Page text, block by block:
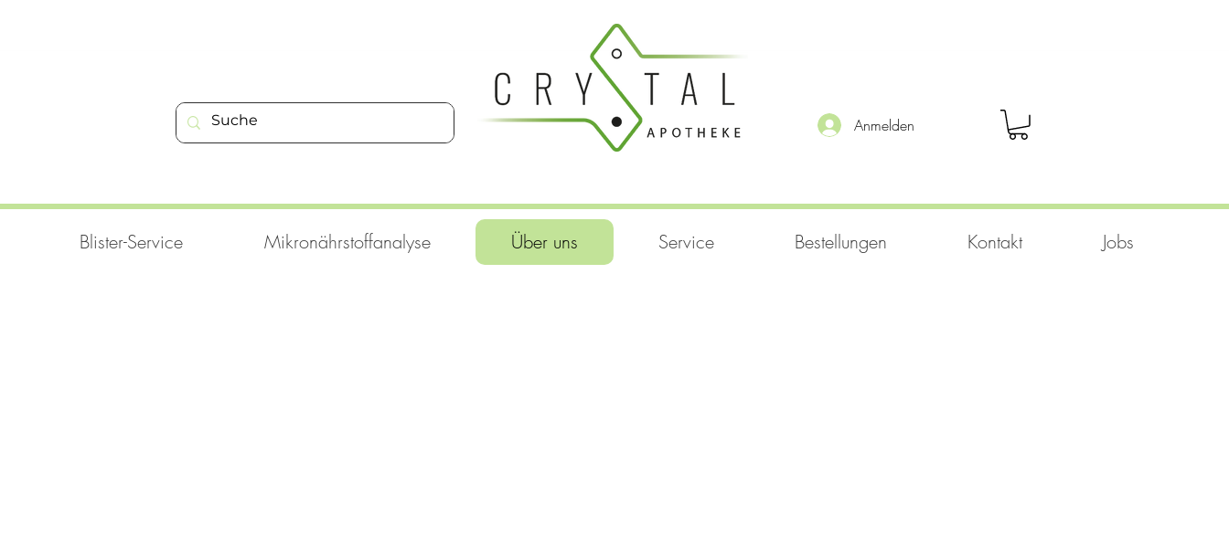
Anmelden
Blister-Service Mikronährstoffanalyse Über uns Service Bestellungen Kontakt Jobs